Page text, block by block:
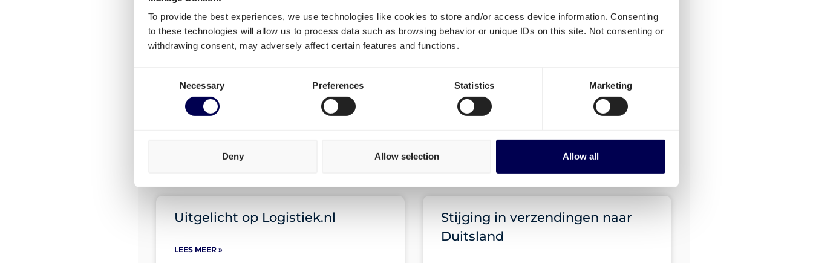
To provide the best experiences, we use technologies like cookies to store and/or access device information. Consenting
to these technologies will allow us to process data such as browsing behavior or unique IDs on this site. Not consenting or
withdrawing consent, may adversely affect certain features and functions.
Necessary Preferences Statistics Marketing
Deny Allow selection Allow all
Misschien ook interessant
Import en export VK – Quicargo
is jouw partner
10 januari 2023
Nieuwe successverhalen van
klanten
Uitgelicht op Logistiek.nl
LEES MEER »
Stijging in verzendingen naar
Duitsland